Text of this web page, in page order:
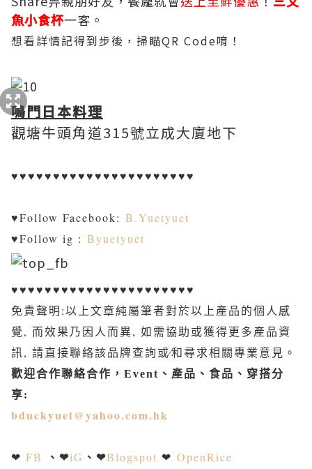
魚小食杯一客。
想看詳情記得到步後，掃瞄QR Code唷！
鳴門日本料理
觀塘牛頭角道315號立成大廈地下
♥♥♥♥♥♥♥♥♥♥♥♥♥♥♥♥♥♥♥♥♥♥
♥Follow Facebook: B.Yuetyuet
♥Follow ig : Byuetyuet
♥♥♥♥♥♥♥♥♥♥♥♥♥♥♥♥♥♥♥♥♥♥
免責聲明:以上文章純屬筆者對於以上產品的個人感
覺, 而效果乃因人而異, 如需協助或獲得更多產品資
訊, 請直接聯絡該品牌查詢或∕和尋求相關專業意見。
歡迎合作聯絡合作，Event、產品、食品、穿搭分
享:
bduckyuet@yahoo.com.hk
❤ FB 、 ❤iG 、 ❤Blogspot ❤ OpenRice